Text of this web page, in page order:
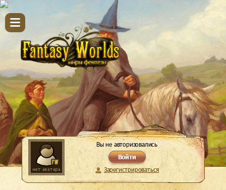
Вы не авторизовались
Войти
Зарегистрироваться